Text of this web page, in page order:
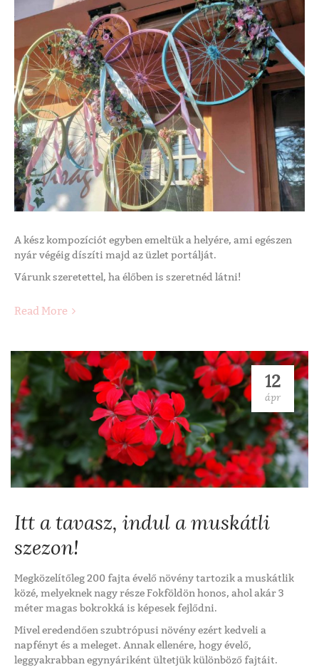
A kész kompozíciót egyben emeltük a helyére, ami egészen
nyár végéig díszíti majd az üzlet portálját.
Várunk szeretettel, ha élőben is szeretnéd látni!
Read More
12
ápr
Itt a tavasz, indul a muskátli
szezon!
Megközelítőleg 200 fajta évelő növény tartozik a muskátlik
közé, melyeknek nagy része Fokföldön honos, ahol akár 3
méter magas bokrokká is képesek fejlődni.
Mivel eredendően szubtrópusi növény ezért kedveli a
napfényt és a meleget. Annak ellenére, hogy évelő,
leggyakrabban egynyáriként ültetjük különböző fajtáit.